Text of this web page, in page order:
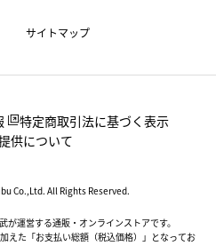
サイトマップ
特定商取引法に基づく表示
供について
Co.,Ltd. All Rights Reserved.
運営する通販・オンラインストアです。
えた「お支払い総額（税込価格）」となってお